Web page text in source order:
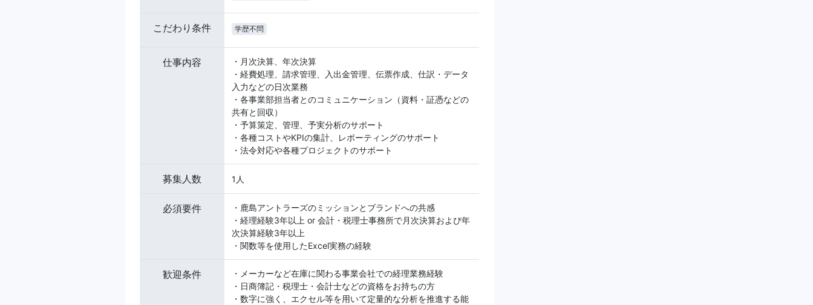
こだわり条件 学歴不問
仕事内容
・月次決算、年次決算
・経費処理、請求管理、入出金管理、伝票作成、仕訳・データ
入力などの日次業務
・各事業部担当者とのコミュニケーション（資料・証憑などの
共有と回収）
・予算策定、管理、予実分析のサポート
・各種コストやKPIの集計、レポーティングのサポート
・法令対応や各種プロジェクトのサポート
募集人数 1人
必須要件
・鹿島アントラーズのミッションとブランドへの共感
・経理経験3年以上 or 会計・税理士事務所で月次決算および年
次決算経験3年以上
・関数等を使用したExcel実務の経験
歓迎条件
・メーカーなど在庫に関わる事業会社での経理業務経験
・日商簿記・税理士・会計士などの資格をお持ちの方
・数字に強く、エクセル等を用いて定量的な分析を推進する能